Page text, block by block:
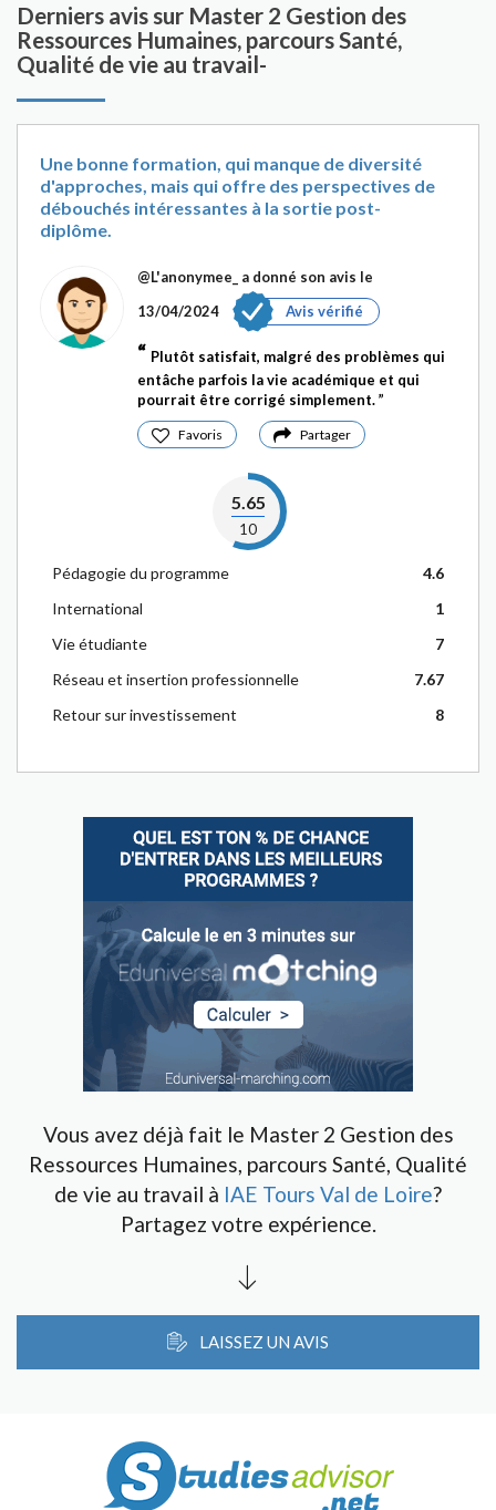
Derniers avis sur Master 2 Gestion des
Ressources Humaines, parcours Santé,
Qualité de vie au travail-
Une bonne formation, qui manque de diversité
d'approches, mais qui offre des perspectives de
débouchés intéressantes à la sortie post-
diplôme.
@L'anonymee_
a donné son avis le
13/04/2024
Avis vérifié
Plutôt satisfait, malgré des problèmes qui
entâche parfois la vie académique et qui
pourrait être corrigé simplement.
Favoris Partager
5.65
10
Pédagogie du programme
4.6
International
1
Vie étudiante
7
Réseau et insertion professionnelle
7.67
Retour sur investissement
8
Vous avez déjà fait le Master 2 Gestion des
Ressources Humaines, parcours Santé, Qualité
de vie au travail à IAE Tours Val de Loire?
Partagez votre expérience.
LAISSEZ UN AVIS